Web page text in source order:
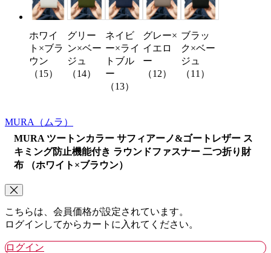
ホワイ
ト×ブラ
ウン
（15）
グリー
ン×ベー
ジュ
（14）
ネイビ
ー×ライ
トブル
ー
（13）
グレー×
イエロ
ー
（12）
ブラッ
ク×ベー
ジュ
（11）
MURA
（ムラ）
MURA ツートンカラー サフィアーノ&ゴートレザー ス
キミング防止機能付き ラウンドファスナー 二つ折り財
布 （ホワイト×ブラウン）
こちらは、会員価格が設定されています。
ログインしてからカートに入れてください。
ログイン